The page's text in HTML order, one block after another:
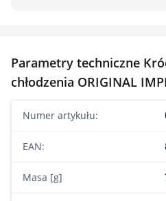
Parametry techniczne
chłodzenia ORIGINAL
Numer artykułu:
EAN:
Masa [g]